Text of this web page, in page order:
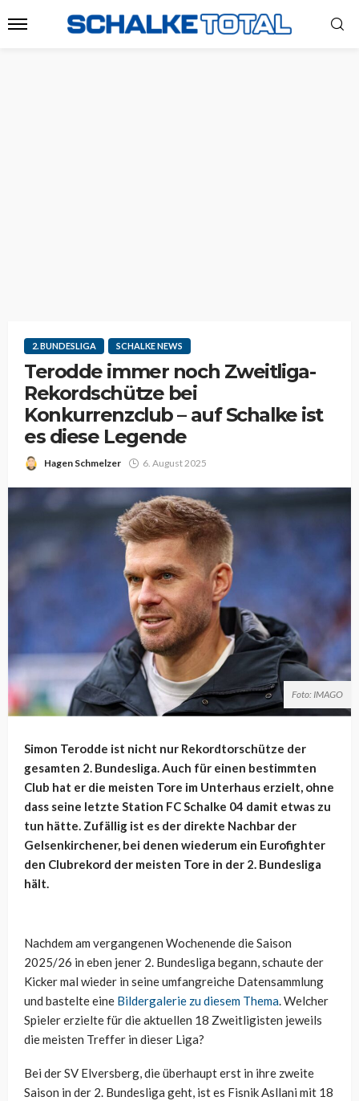
2. BUNDESLIGA SCHALKE NEWS
Terodde immer noch Zweitliga-
Rekordschütze bei
Konkurrenzclub – auf Schalke ist
es diese Legende
Hagen Schmelzer 6. August 2025
Foto: IMAGO
Simon Terodde ist nicht nur Rekordtorschütze der
gesamten 2. Bundesliga. Auch für einen bestimmten
Club hat er die meisten Tore im Unterhaus erzielt, ohne
dass seine letzte Station FC Schalke 04 damit etwas zu
tun hätte. Zufällig ist es der direkte Nachbar der
Gelsenkirchener, bei denen wiederum ein Eurofighter
den Clubrekord der meisten Tore in der 2. Bundesliga
hält.
Nachdem am vergangenen Wochenende die Saison
2025/26 in eben jener 2. Bundesliga begann, schaute der
Kicker mal wieder in seine umfangreiche Datensammlung
und bastelte eine Bildergalerie zu diesem Thema. Welcher
Spieler erzielte für die aktuellen 18 Zweitligisten jeweils
die meisten Treffer in dieser Liga?
Bei der SV Elversberg, die überhaupt erst in ihre zweite
Saison in der 2. Bundesliga geht, ist es Fisnik Asllani mit 18